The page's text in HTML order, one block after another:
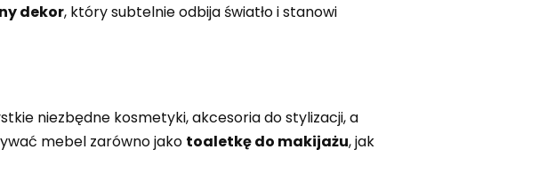
dekor, który subtelnie odbija światło i stanowi
niezbędne kosmetyki, akcesoria do stylizacji, a
mebel zarówno jako toaletkę do makijażu, jak